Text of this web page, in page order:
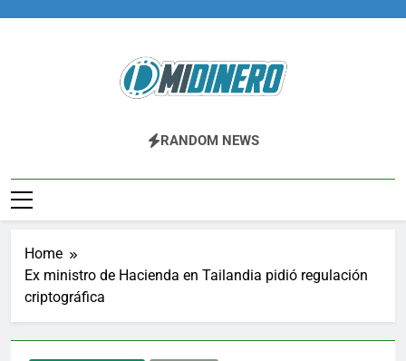
Midinero.co
Fintech, Criptomonedas
RANDOM NEWS
Home
Ex ministro de Hacienda en Tailandia pidió regulación
criptográfica